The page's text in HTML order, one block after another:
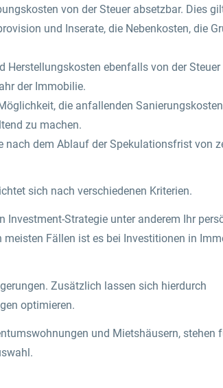
von der Steuer absetzbar. Dies
und Inserate, die Nebenkosten, die
ebenfalls von der Steuer
der Immobilie.
die anfallenden
zu machen.
nach dem Ablauf der Spekulationsfrist von
sich nach verschiedenen Kriterien.
Investment-Strategie unter anderem Ihr
Fällen ist es bei Investitionen in
Zusätzlich lassen sich hierdurch
optimieren.
und Mietshäusern, stehen